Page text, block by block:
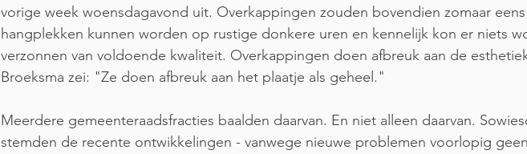
vorige week woensdagavond uit. Overkappingen zouden bovendien zomaar
hangplekken kunnen worden op rustige donkere uren en kennelijk kon er niets
verzonnen van voldoende kwaliteit. Overkappingen doen afbreuk aan de
Broeksma zei: "Ze doen afbreuk aan het plaatje als geheel."
Meerdere gemeenteraadsfracties baalden daarvan. En niet alleen daarvan.
stemden de recente ontwikkelingen - vanwege nieuwe problemen voorlopig